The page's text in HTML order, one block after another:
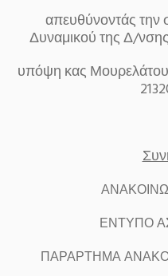
απευθύνοντάς
Δυναμικού της Δ/
υπόψη κας Μουρελάτου
ΕΝΤΥΠΟ
ΠΑΡΑΡΤΗΜΑ